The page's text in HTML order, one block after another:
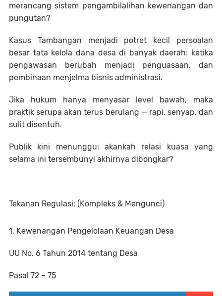
merancang sistem pengambilalihan kewenangan dan
pungutan?
Kasus Tambangan menjadi potret kecil persoalan
besar tata kelola dana desa di banyak daerah: ketika
pengawasan berubah menjadi penguasaan, dan
pembinaan menjelma bisnis administrasi.
Jika hukum hanya menyasar level bawah, maka
praktik serupa akan terus berulang — rapi, senyap, dan
sulit disentuh.
Publik kini menunggu: akankah relasi kuasa yang
selama ini tersembunyi akhirnya dibongkar?
Tekanan Regulasi: (Kompleks & Mengunci)
1. Kewenangan Pengelolaan Keuangan Desa
UU No. 6 Tahun 2014 tentang Desa
Pasal 72 – 75